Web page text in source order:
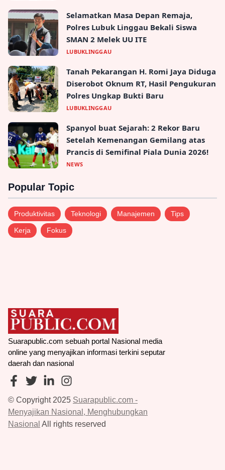
Selamatkan Masa Depan Remaja,
Polres Lubuk Linggau Bekali Siswa
SMAN 2 Melek UU ITE
LUBUKLINGGAU
Tanah Pekarangan H. Romi Jaya Diduga
Diserobot Oknum RT, Hasil Pengukuran
Polres Ungkap Bukti Baru
LUBUKLINGGAU
Spanyol buat Sejarah: 2 Rekor Baru
Setelah Kemenangan Gemilang atas
Prancis di Semifinal Piala Dunia 2026!
NEWS
Popular Topic
Produktivitas Teknologi Manajemen Tips
Kerja Fokus
Suarapublic.com sebuah portal Nasional media
online yang menyajikan informasi terkini seputar
daerah dan nasional
© Copyright 2025 Suarapublic.com -
Menyajikan Nasional, Menghubungkan
Nasional All rights reserved